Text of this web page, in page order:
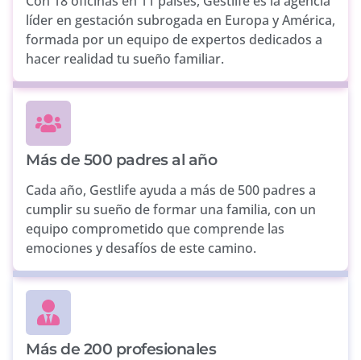
líder en gestación subrogada en Europa y América,
formada por un equipo de expertos dedicados a
hacer realidad tu sueño familiar.
Más de 500 padres al año
Cada año, Gestlife ayuda a más de 500 padres a
cumplir su sueño de formar una familia, con un
equipo comprometido que comprende las
emociones y desafíos de este camino.
Más de 200 profesionales